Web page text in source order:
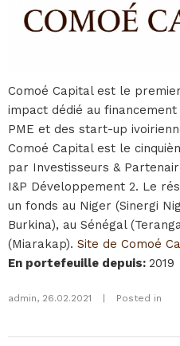
Comoé Capital est le
impact dédié au
PME et des start-up
Comoé Capital est le
par Investisseurs &
I&P Développement 2. Le
un fonds au Niger (Sinergi
Burkina), au Sénégal
(Miarakap). Site de Comoé
En portefeuille depuis: 2019
admin, 26.02.2021 Posted in